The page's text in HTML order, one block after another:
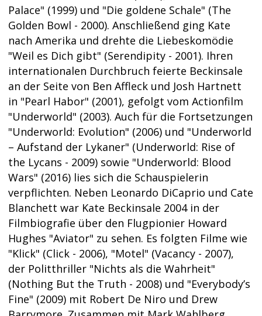
Palace" (1999) und "Die goldene Schale" (The
Golden Bowl - 2000). Anschließend ging Kate
nach Amerika und drehte die Liebeskomödie
"Weil es Dich gibt" (Serendipity - 2001). Ihren
internationalen Durchbruch feierte Beckinsale
an der Seite von Ben Affleck und Josh Hartnett
in "Pearl Habor" (2001), gefolgt vom Actionfilm
"Underworld" (2003). Auch für die Fortsetzungen
"Underworld: Evolution" (2006) und "Underworld
– Aufstand der Lykaner" (Underworld: Rise of
the Lycans - 2009) sowie "Underworld: Blood
Wars" (2016) lies sich die Schauspielerin
verpflichten. Neben Leonardo DiCaprio und Cate
Blanchett war Kate Beckinsale 2004 in der
Filmbiografie über den Flugpionier Howard
Hughes "Aviator" zu sehen. Es folgten Filme wie
"Klick" (Click - 2006), "Motel" (Vacancy - 2007),
der Politthriller "Nichts als die Wahrheit"
(Nothing But the Truth - 2008) und "Everybody’s
Fine" (2009) mit Robert De Niro und Drew